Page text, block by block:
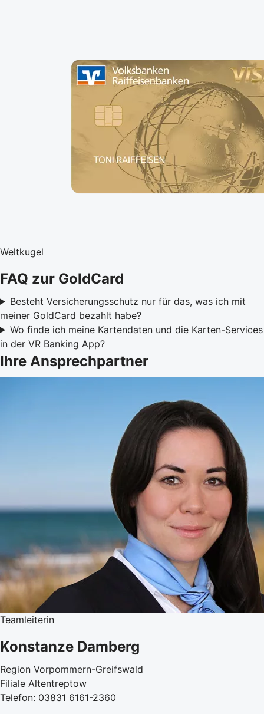
Weltkugel
FAQ zur GoldCard
Besteht Versicherungsschutz nur für das, was ich mit
meiner GoldCard bezahlt habe?
Wo finde ich meine Kartendaten und die Karten-Services
in der VR Banking App?
Ihre Ansprechpartner
Teamleiterin
Konstanze Damberg
Region Vorpommern-Greifswald
Filiale Altentreptow
Telefon: 03831 6161-2360